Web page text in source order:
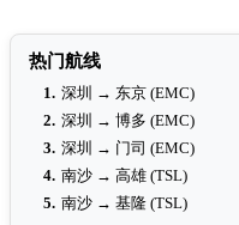
热门航线
1. 深圳 → 东京 (EMC)
2. 深圳 → 博多 (EMC)
3. 深圳 → 门司 (EMC)
4. 南沙 → 高雄 (TSL)
5. 南沙 → 基隆 (TSL)